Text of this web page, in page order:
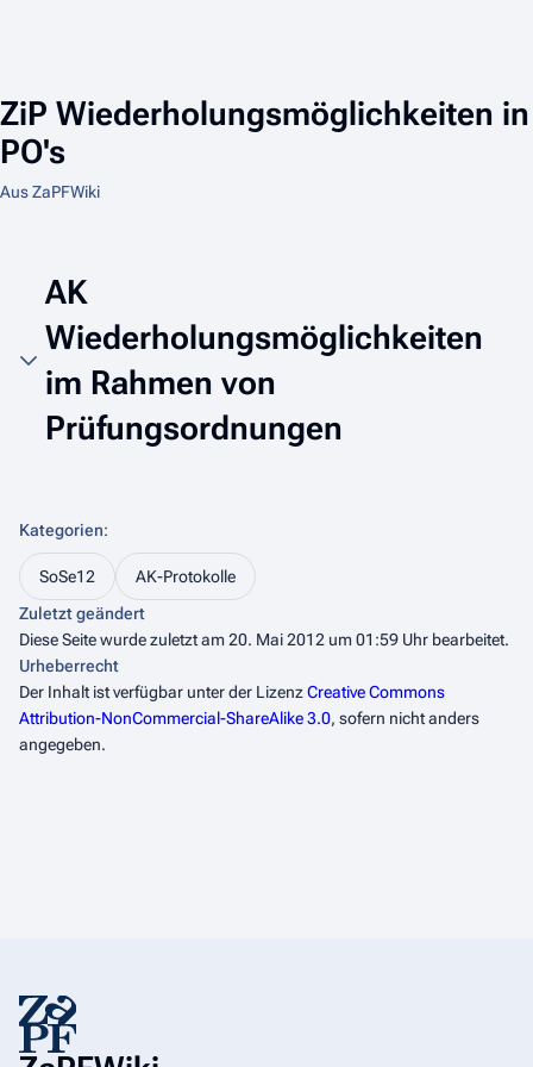
ZiP Wiederholungsmöglichkeiten in
PO's
Aus ZaPFWiki
AK
Wiederholungsmöglichkeiten
im Rahmen von
Prüfungsordnungen
Kategorien:
SoSe12
AK-Protokolle
Zuletzt geändert
Diese Seite wurde zuletzt am 20. Mai 2012 um 01:59 Uhr bearbeitet.
Urheberrecht
Der Inhalt ist verfügbar unter der LizenzCreative Commons
Attribution-NonCommercial-ShareAlike 3.0, sofern nicht anders
angegeben.